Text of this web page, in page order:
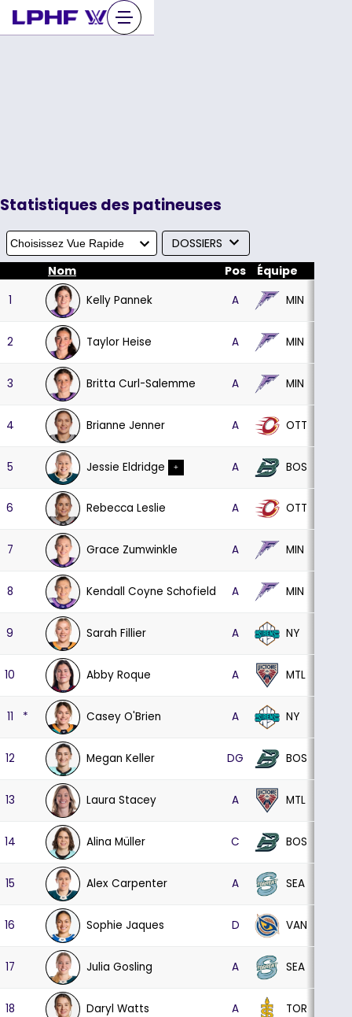
Sauter
au
Statistiques des patineuses
DOSSIERS
Nom
Pos Équipe
1 Kelly Pannek A MIN
2 Taylor Heise A MIN
3 Britta Curl-Salemme A MIN
4 Brianne Jenner A OTT
5 Jessie Eldridge + A BOS
6 Rebecca Leslie A OTT
7 Grace Zumwinkle A MIN
8 Kendall Coyne Schofield A MIN
9 Sarah Fillier A NY
10 Abby Roque A MTL
11 * Casey O'Brien A NY
12 Megan Keller DG BOS
13 Laura Stacey A MTL
14 Alina Müller C BOS
15 Alex Carpenter A SEA
16 Sophie Jaques D VAN
17 Julia Gosling A SEA
18 Daryl Watts A TOR